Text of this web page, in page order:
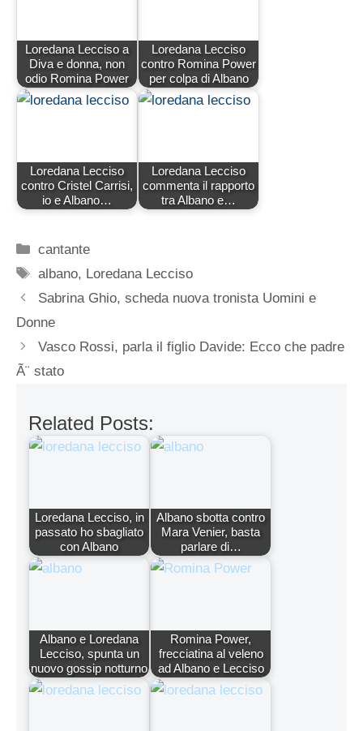
Loredana Lecciso a
Diva e donna, non
odio Romina Power
Loredana Lecciso
contro Romina Power
per colpa di Albano
Loredana Lecciso
contro Cristel Carrisi,
io e Albano…
Loredana Lecciso
commenta il rapporto
tra Albano e…
Categorie
cantante
Tag
albano, Loredana Lecciso
Sabrina Ghio, scheda nuova tronista Uomini e
Donne
Vasco Rossi, parla il figlio Davide: Ecco che padre
Ã¨ stato
Related Posts:
Loredana Lecciso, in
passato ho sbagliato
con Albano
Albano sbotta contro
Mara Venier, basta
parlare di…
Albano e Loredana
Lecciso, spunta un
nuovo gossip notturno
Romina Power,
frecciatina al veleno
ad Albano e Lecciso